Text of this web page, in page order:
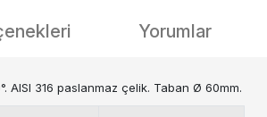
Yorumlar
AISI 316 paslanmaz çelik. Taban Ø 60mm.